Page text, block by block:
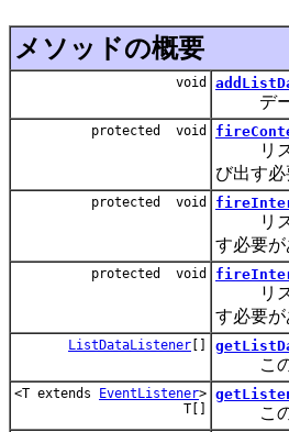
メソッドの概要
void
データ
protected void
リスト
び出す必
protected void
リスト
す必要が
protected void
リスト
す必要が
ListDataListener []
こ
<T extends EventListener>
T[]
この